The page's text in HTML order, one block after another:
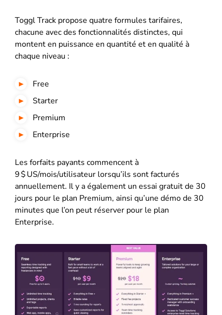
Toggl Track propose quatre formules tarifaires,
chacune avec des fonctionnalités distinctes, qui
montent en puissance en quantité et en qualité à
chaque niveau :
Free
Starter
Premium
Enterprise
Les forfaits payants commencent à
9 $ US/mois/utilisateur lorsqu’ils sont facturés
annuellement. Il y a également un essai gratuit de 30
jours pour le plan Premium, ainsi qu’une démo de 30
minutes que l’on peut réserver pour le plan
Enterprise.